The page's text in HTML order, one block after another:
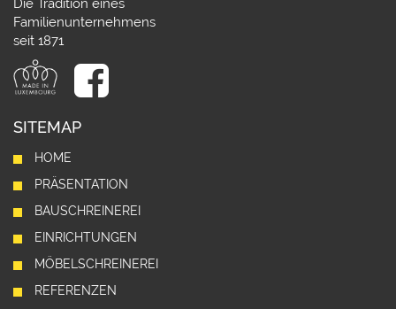
Familienunternehmens
seit 1871
SITEMAP
HOME
PRÄSENTATION
BAUSCHREINEREI
EINRICHTUNGEN
MÖBELSCHREINEREI
REFERENZEN